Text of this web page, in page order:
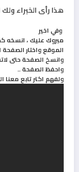
هذا رأى الخبراء ولك
وفي اخير
مبروك عليك ، انسخه
الموقع واختار
وانسخ الصفحة حتى
واحفظ الصفحة ..
ولفهم اكتر تابع معنا